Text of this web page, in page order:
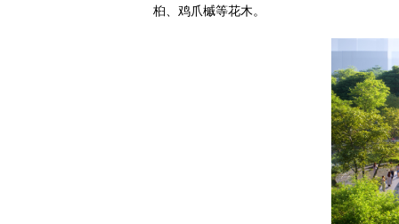
桕、鸡爪槭等花木。